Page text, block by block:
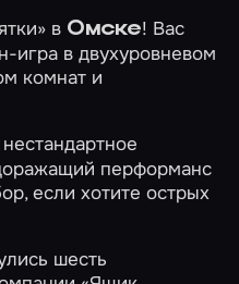
в Омске! Вас
игра в двухуровневом
комнат и
перформанс
если хотите острых
шесть